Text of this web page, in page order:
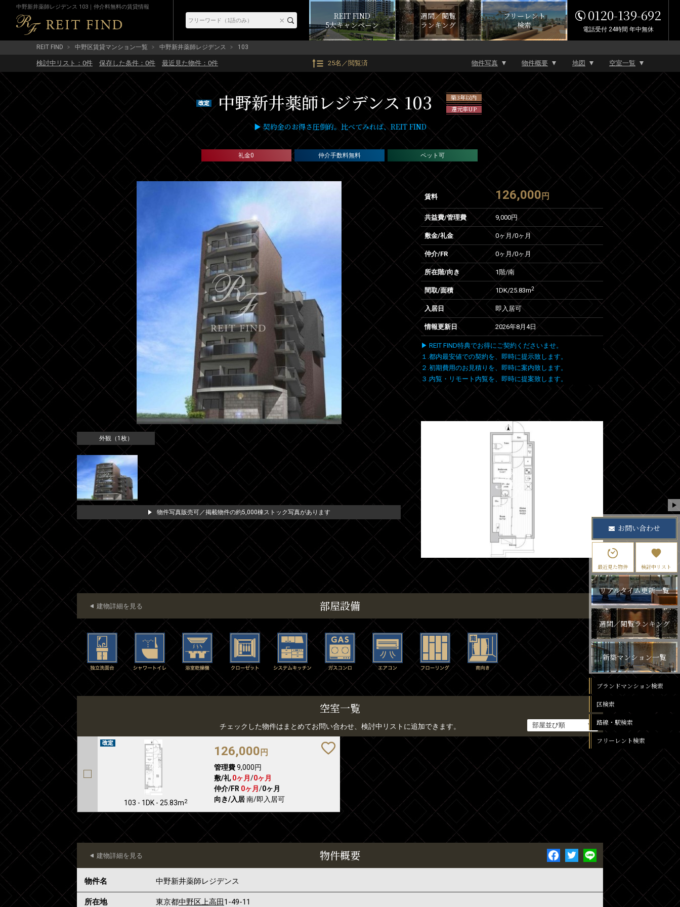
中野新井薬師レジデンス 103｜仲介料無料の賃貸情報
REIT FIND
5大キャンペーン
週間／閲覧
ランキング
フリーレント
検索
0120-139-692
電話受付 24時間 年中無休
REIT FIND 中野区賃貸マンション一覧 中野新井薬師レジデンス 103
検討中リスト： 0件 保存した条件： 0件 最近見た物件： 0件 25名／閲覧済 物件写真 物件概要 地図 空室一覧
中野新井薬師レジデンス 103
築3年以内
還元率UP
▶ 契約金のお得さ圧倒的。比べてみれば、REIT FIND
礼金0 仲介手数料無料 ペット可
外観（1枚）
物件写真販売可／掲載物件の約5,000棟ストック写真があります
賃料 126,000 円
共益費/管理費 9,000円
敷金/礼金 0ヶ月 /0ヶ月
仲介/FR 0ヶ月/0ヶ月
所在階/向き 1階/南
間取/面積 1DK/25.83m2
入居日 即入居可
情報更新日 2026年8月4日
▶ REIT FIND特典でお得にご契約くださいませ。
１.都内最安値での契約を、即時に提示致します。
２.初期費用のお見積りを、即時に案内致します。
３.内覧・リモート内覧を、即時に提案致します。
部屋設備
建物詳細を見る
空室一覧
チェックした物件はまとめてお問い合わせ、検討中リストに追加できます。
103 - 1DK - 25.83m2
126,000 円
管理費9,000円
敷/礼 0ヶ月/0ヶ月
仲介/FR 0ヶ月/0ヶ月
向き/入居南/即入居可
物件概要
建物詳細を見る
物件名 中野新井薬師レジデンス
所在地 東京都中野区 上高田1-49-11
お問い合わせ
最近見た物件 検討中リスト
リアルタイム更新一覧
週間／閲覧ランキング
新築マンション一覧
ブランドマンション検索
区検索
路線・駅検索
フリーレント検索